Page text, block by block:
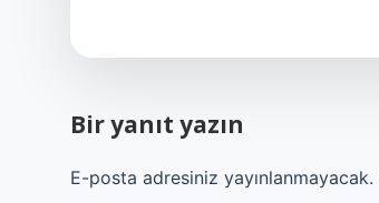
Bir yanıt yazın
E-posta adresiniz yayınlanmayacak.